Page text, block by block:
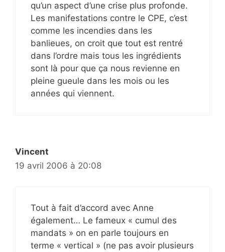
qu’un aspect d’une crise plus profonde.
Les manifestations contre le CPE, c’est
comme les incendies dans les
banlieues, on croit que tout est rentré
dans l’ordre mais tous les ingrédients
sont là pour que ça nous revienne en
pleine gueule dans les mois ou les
années qui viennent.
Vincent
19 avril 2006 à 20:08
Tout à fait d’accord avec Anne
également… Le fameux « cumul des
mandats » on en parle toujours en
terme « vertical » (ne pas avoir plusieurs